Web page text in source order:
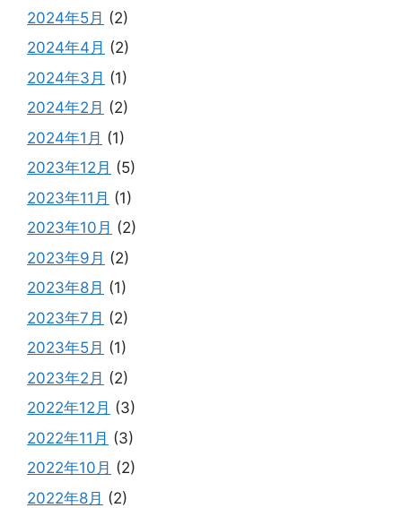
2024年5月 (2)
2024年4月 (2)
2024年3月 (1)
2024年2月 (2)
2024年1月 (1)
2023年12月 (5)
2023年11月 (1)
2023年10月 (2)
2023年9月 (2)
2023年8月 (1)
2023年7月 (2)
2023年5月 (1)
2023年2月 (2)
2022年12月 (3)
2022年11月 (3)
2022年10月 (2)
2022年8月 (2)